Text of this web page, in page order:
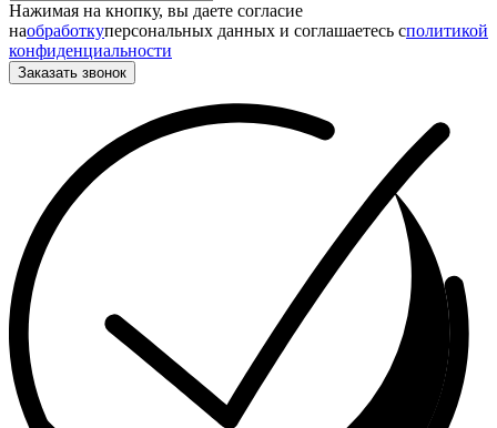
Нажимая на кнопку, вы даете согласие
наобработкуперсональных данных и соглашаетесь cполитикой
конфиденциальности
Заказать звонок